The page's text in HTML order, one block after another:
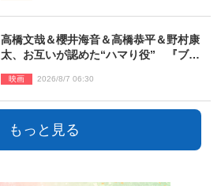
高橋文哉＆櫻井海音＆高橋恭平＆野村康
太、お互いが認めた“ハマり役” 『ブル
映画 2026/8/7 06:30
もっと見る